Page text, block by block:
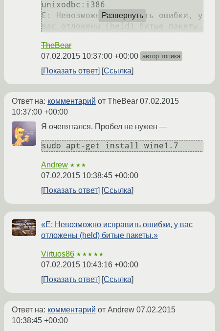
unixodbc:i386
E: Невозможно исправить ошибки, у
Развернуть
TheBear
07.02.2015 10:37:00 +00:00 автор топика
Показать ответ Ссылка
Ответ на: комментарий от TheBear 07.02.2015
10:37:00 +00:00
Я очепятался. Пробел не нужен —
sudo apt-get install wine1.7
Andrew ★★★
07.02.2015 10:38:45 +00:00
Показать ответ
Ссылка
«E: Невозможно исправить ошибки, у вас
отложены (held) битые пакеты.»
Virtuos86 ★★★★★
07.02.2015 10:43:16 +00:00
Показать ответ
Ссылка
Ответ на: комментарий от Andrew 07.02.2015
10:38:45 +00:00